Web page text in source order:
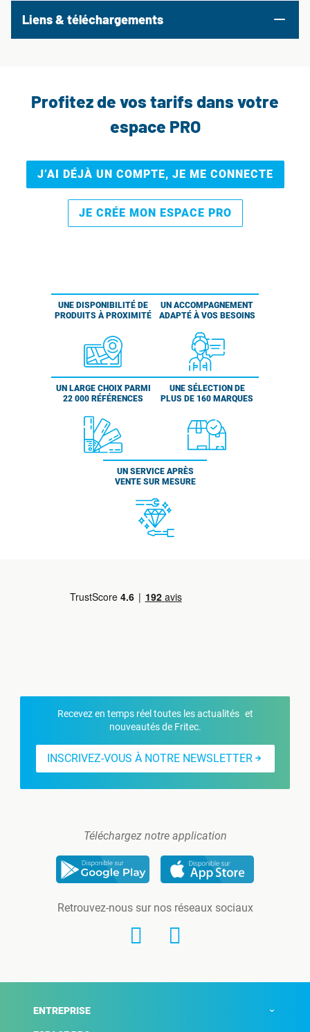
Liens & téléchargements
Profitez de vos tarifs dans votre
espace PRO
J’AI DÉJÀ UN COMPTE, JE ME CONNECTE
JE CRÉE MON ESPACE PRO
UNE DISPONIBILITÉ DE
PRODUITS À PROXIMITÉ
UN ACCOMPAGNEMENT
ADAPTÉ À VOS BESOINS
UN LARGE CHOIX PARMI
22 000 RÉFÉRENCES
UNE SÉLECTION DE
PLUS DE 160 MARQUES
UN SERVICE APRÈS
VENTE SUR MESURE
Recevez en temps réel toutes les actualités et
nouveautés de Fritec.
INSCRIVEZ-VOUS À NOTRE NEWSLETTER
Téléchargez notre application
Retrouvez-nous sur nos réseaux sociaux
ENTREPRISE